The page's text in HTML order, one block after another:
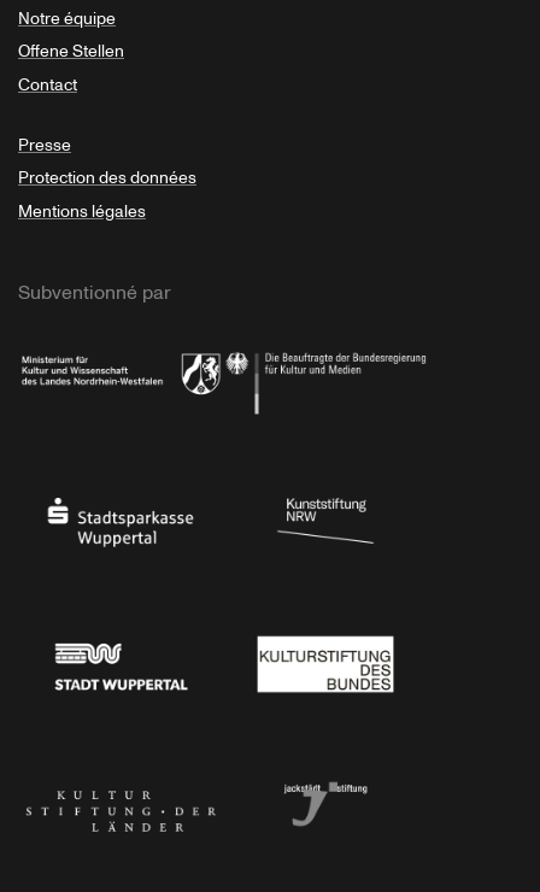
Notre équipe
Offene Stellen
Contact
Presse
Protection des données
Mentions légales
Subventionné par